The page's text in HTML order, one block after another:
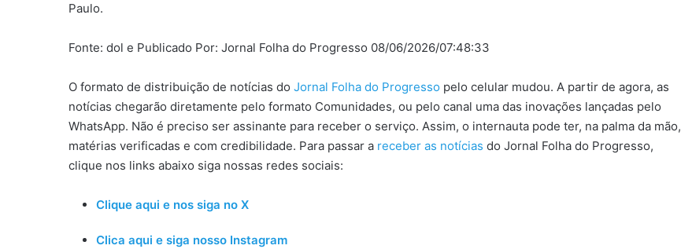
Paulo.
Fonte: dol e Publicado Por: Jornal Folha do Progresso 08/06/2026/07:48:33
O formato de distribuição de notícias do Jornal Folha do Progresso pelo celular mudou. A partir de agora, as
notícias chegarão diretamente pelo formato Comunidades, ou pelo canal uma das inovações lançadas pelo
WhatsApp. Não é preciso ser assinante para receber o serviço. Assim, o internauta pode ter, na palma da mão,
matérias verificadas e com credibilidade. Para passar a receber as notícias do Jornal Folha do Progresso,
clique nos links abaixo siga nossas redes sociais:
Clique aqui e nos siga no X
Clica aqui e siga nosso Instagram